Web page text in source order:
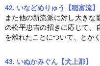
42. いなどめりゅう【稲富流】
また他の新流派に対し大きな
の松平忠吉の招きに応じて、
を離れたことについて、とか
43. いぬかみぐん【犬上郡】